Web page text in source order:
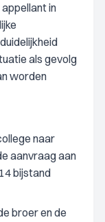
in
als gevolg
worden
naar
aanvraag aan
bijstand
broer en de